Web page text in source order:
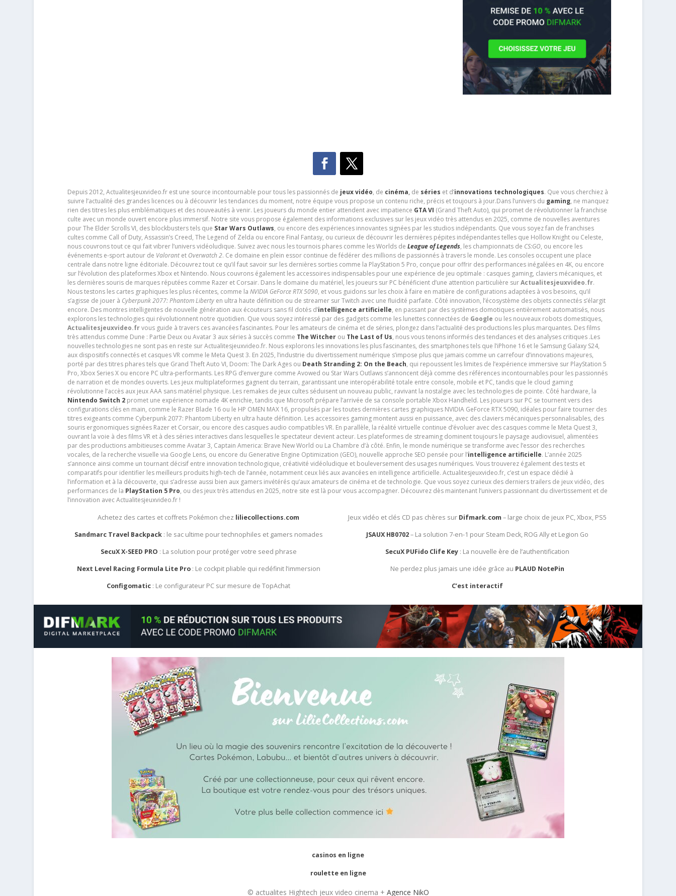
Depuis 2012, Actualitesjeuxvideo.fr est une source incontournable pour tous les passionnés de jeux vidéo, de cinéma,de séries et d’innovations technologiques. Que vous cherchiez à
suivre l’actualité des grandes licences ou à découvrir les tendances du moment, notre équipe vous propose un contenu riche, précis et toujours à jour.Dans l’univers du gaming, ne manquez
rien des titres les plus emblématiques et des nouveautés à venir. Les joueurs du monde entier attendent avec impatience GTA VI (Grand Theft Auto), qui promet de révolutionner la franchise
culte avec un monde ouvert encore plus immersif. Notre site vous propose également des informations exclusives sur les jeux vidéo très attendus en 2025, comme de nouvelles aventures
pour The Elder Scrolls VI, des blockbusters tels que Star Wars Outlaws, ou encore des expériences innovantes signées par les studios indépendants. Que vous soyez fan de franchises
cultes comme Call of Duty, Assassin’s Creed, The Legend of Zelda ou encore Final Fantasy, ou curieux de découvrir les dernières pépites indépendantes telles que Hollow Knight ou Celeste,
nous couvrons tout ce qui fait vibrer l’univers vidéoludique. Suivez avec nous les tournois phares comme les Worlds de League of Legends, les championnats de CS:GO, ou encore les
événements e-sport autour de Valorantet Overwatch 2. Ce domaine en plein essor continue de fédérer des millions de passionnés à travers le monde. Les consoles occupent une place
centrale dans notre ligne éditoriale. Découvrez tout ce qu’il faut savoir sur les dernières sorties comme la PlayStation 5 Pro, conçue pour offrir des performances inégalées en 4K, ou encore
sur l’évolution des plateformes Xbox et Nintendo. Nous couvrons également les accessoires indispensables pour une expérience de jeu optimale : casques gaming, claviers mécaniques, et
les dernières souris de marques réputées comme Razer et Corsair. Dans le domaine du matériel, les joueurs sur PC bénéficient d’une attention particulière surActualitesjeuxvideo.fr.
Nous testons les cartes graphiques les plus récentes, comme la NVIDIA GeForce RTX 5090, et vous guidons sur les choix à faire en matière de configurations adaptées à vos besoins, qu’il
s’agisse de jouer à Cyberpunk 2077: Phantom Libertyen ultra haute définition ou de streamer sur Twitch avec une fluidité parfaite. Côté innovation, l’écosystème des objets connectés s’élargit
encore. Des montres intelligentes de nouvelle génération aux écouteurs sans fil dotés d’intelligence artificielle, en passant par des systèmes domotiques entièrement automatisés, nous
explorons les technologies qui révolutionnent notre quotidien. Que vous soyez intéressé par des gadgets comme les lunettes connectées de Google ou les nouveaux robots domestiques,
Actualitesjeuxvideo.frvous guide à travers ces avancées fascinantes. Pour les amateurs de cinéma et de séries, plongez dans l’actualité des productions les plus marquantes. Des films
très attendus comme Dune : Partie Deux ou Avatar 3 aux séries à succès comme The Witcherou The Last of Us, nous vous tenons informés des tendances et des analyses critiques .Les
nouvelles technologies ne sont pas en reste sur Actualitesjeuxvideo.fr. Nous explorons les innovations les plus fascinantes, des smartphones tels que l’iPhone 16 et le Samsung Galaxy S24,
aux dispositifs connectés et casques VR comme le Meta Quest 3. En 2025, l’industrie du divertissement numérique s’impose plus que jamais comme un carrefour d’innovations majeures,
porté par des titres phares tels que Grand Theft Auto VI, Doom: The Dark Ages ou Death Stranding 2: On the Beach, qui repoussent les limites de l’expérience immersive sur PlayStation 5
Pro, Xbox Series X ou encore PC ultra-performants. Les RPG d’envergure comme Avowed ou Star Wars Outlaws s’annoncent déjà comme des références incontournables pour les passionnés
de narration et de mondes ouverts. Les jeux multiplateformes gagnent du terrain, garantissant une interopérabilité totale entre console, mobile et PC, tandis que le cloud gaming
révolutionne l’accès aux jeux AAA sans matériel physique. Les remakes de jeux cultes séduisent un nouveau public, ravivant la nostalgie avec les technologies de pointe. Côté hardware, la
Nintendo Switch 2promet une expérience nomade 4K enrichie, tandis que Microsoft prépare l’arrivée de sa console portable Xbox Handheld. Les joueurs sur PC se tournent vers des
configurations clés en main, comme le Razer Blade 16 ou le HP OMEN MAX 16, propulsés par les toutes dernières cartes graphiques NVIDIA GeForce RTX 5090, idéales pour faire tourner des
titres exigeants comme Cyberpunk 2077: Phantom Liberty en ultra haute définition. Les accessoires gaming montent aussi en puissance, avec des claviers mécaniques personnalisables, des
souris ergonomiques signées Razer et Corsair, ou encore des casques audio compatibles VR. En parallèle, la réalité virtuelle continue d’évoluer avec des casques comme le Meta Quest 3,
ouvrant la voie à des films VR et à des séries interactives dans lesquelles le spectateur devient acteur. Les plateformes de streaming dominent toujours le paysage audiovisuel, alimentées
par des productions ambitieuses comme Avatar 3, Captain America: Brave New World ou La Chambre d’à côté. Enfin, le monde numérique se transforme avec l’essor des recherches
vocales, de la recherche visuelle via Google Lens, ou encore du Generative Engine Optimization (GEO), nouvelle approche SEO pensée pour l’intelligence artificielle. L’année 2025
s’annonce ainsi comme un tournant décisif entre innovation technologique, créativité vidéoludique et bouleversement des usages numériques. Vous trouverez également des tests et
comparatifs pour identifier les meilleurs produits high-tech de l’année, notamment ceux liés aux avancées en intelligence artificielle. Actualitesjeuxvideo.fr, c’est un espace dédié à
l’information et à la découverte, qui s’adresse aussi bien aux gamers invétérés qu’aux amateurs de cinéma et de technologie. Que vous soyez curieux des derniers trailers de jeux vidéo, des
performances de la PlayStation 5 Pro, ou des jeux très attendus en 2025, notre site est là pour vous accompagner. Découvrez dès maintenant l’univers passionnant du divertissement et de
l’innovation avec Actualitesjeuxvideo.fr !
Achetez des cartes et coffrets Pokémon chez liliecollections.com
Sandmarc Travel Backpack: le sac ultime pour technophiles et gamers nomades
SecuX X-SEED PRO : La solution pour protéger votre seed phrase
Next Level Racing Formula Lite Pro: Le cockpit pliable qui redéfinit l’immersion
Configomatic : Le configurateur PC sur mesure de TopAchat
Jeux vidéo et clés CD pas chères sur Difmark.com – large choix de jeux PC, Xbox, PS5
JSAUX HB0702– La solution 7-en-1 pour Steam Deck, ROG Ally et Legion Go
SecuX PUFido Clife Key : La nouvelle ère de l’authentification
Ne perdez plus jamais une idée grâce au PLAUD NotePin
C’est interactif
casinos en ligne
roulette en ligne
© actualites Hightech jeux video cinema + Agence NikO